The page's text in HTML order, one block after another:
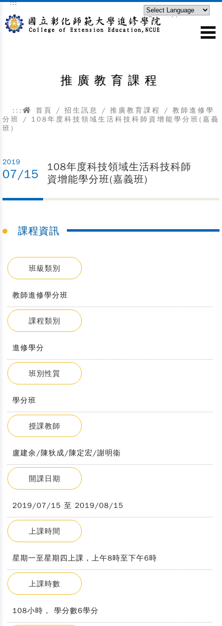
跳到主要內容區塊
:::
Powered by
推廣教育課程
::: 首頁 / 招生訊息 / 推廣教育課程 / 教師進修學
分班
/ 108年度科技領域生活科技科師資增能學分班(嘉義
班)
2019
07/15
108年度科技領域生活科技科師
資增能學分班(嘉義班)
課程資訊
班級類別
教師進修學分班
課程類別
進修學分
班別性質
學分班
授課教師
盧建余/陳狄成/陳定宏/謝明衞
開課日期
2019/07/15 至 2019/08/15
上課時間
星期一至星期四上課，上午8時至下午6時
上課時數
108小時， 學分數6學分